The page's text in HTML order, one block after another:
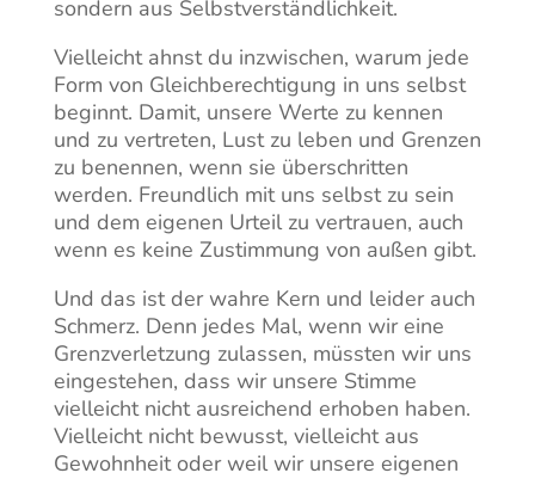
sondern aus Selbstverständlichkeit.
Vielleicht ahnst du inzwischen, warum jede
Form von Gleichberechtigung in uns selbst
beginnt. Damit, unsere Werte zu kennen
und zu vertreten, Lust zu leben und Grenzen
zu benennen, wenn sie überschritten
werden. Freundlich mit uns selbst zu sein
und dem eigenen Urteil zu vertrauen, auch
wenn es keine Zustimmung von außen gibt.
Und das ist der wahre Kern und leider auch
Schmerz. Denn jedes Mal, wenn wir eine
Grenzverletzung zulassen, müssten wir uns
eingestehen, dass wir unsere Stimme
vielleicht nicht ausreichend erhoben haben.
Vielleicht nicht bewusst, vielleicht aus
Gewohnheit oder weil wir unsere eigenen